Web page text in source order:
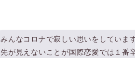
みんなコロナで寂しい思いをしていま
先が見えないことが国際恋愛では１番